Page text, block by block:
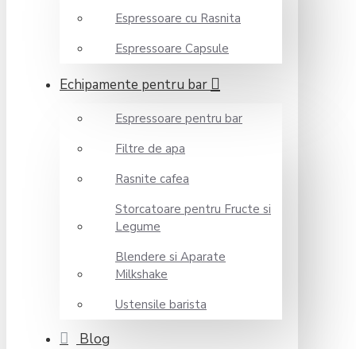
Espressoare cu Rasnita
Espressoare Capsule
Echipamente pentru bar
Espressoare pentru bar
Filtre de apa
Rasnite cafea
Storcatoare pentru Fructe si
Legume
Blendere si Aparate
Milkshake
Ustensile barista
Blog